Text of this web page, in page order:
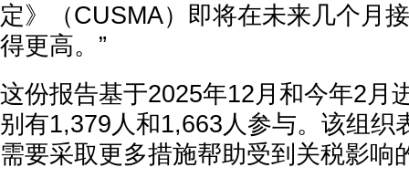
定》（CUSMA）即将在未来几个月
得更高。”
这份报告基于2025年12月和今年2月
别有1,379人和1,663人参与。该组织
需要采取更多措施帮助受到关税影响